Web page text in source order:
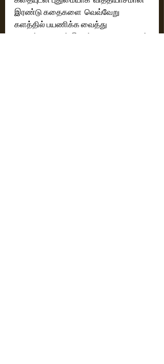
இரண்டு கதைகளை  வெவ்வேறு
களத்தில் பயணிக்க வைத்து
திரைக்கதையில் இரண்டு கதைகளையும்